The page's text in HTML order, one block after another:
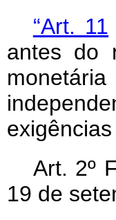
“Art. 11
antes do
Art. 2º
19 de